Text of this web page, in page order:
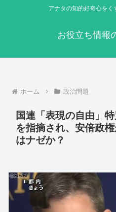
アナタの知的好奇心をく
お役立ち情報
ホーム 政治問題
国連「表現の自由」
を指摘され、安倍政
はナゼか？